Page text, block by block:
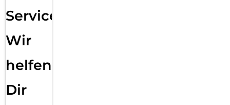
Service:
Wir
helfen
Dir